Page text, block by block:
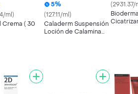
ml)
Crema ( 30
5%
(127.11/ml)
Caladerm Suspensión
Loción de Calamina
(2931.37/